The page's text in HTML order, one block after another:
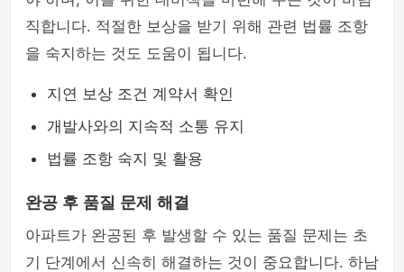
직합니다. 적절한 보상을 받기 위해 관련 법률 조항
을 숙지하는 것도 도움이 됩니다.
지연 보상 조건 계약서 확인
개발사와의 지속적 소통 유지
법률 조항 숙지 및 활용
완공 후 품질 문제 해결
아파트가 완공된 후 발생할 수 있는 품질 문제는 초
기 단계에서 신속히 해결하는 것이 중요합니다. 하남